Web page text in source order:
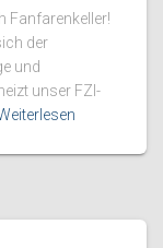
Fanfarenkeller!
der
und
unser FZI-